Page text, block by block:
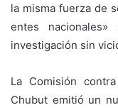
la misma fuerza de
entes
investigación sin
La Comisión
Chubut emitió un